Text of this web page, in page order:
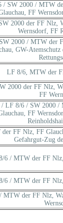
/ SW 2000 / MTW
FF
2000 der FF Nlz,
Wernsdorf, FF
2000 / MTW der
GW-Atemschutz
LF 8/6, MTW der
2000 der FF Nlz,
FF
LF 8/6 / SW 2000 /
FF
FF Nlz, FF
Gefahrgut-Zug
6 / MTW der FF
6 / MTW der FF
MTW der FF Nlz,